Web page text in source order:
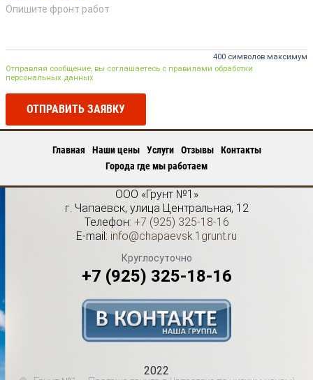
400 символов максимум
Отправляя сообщение, вы соглашаетесь с правилами обработки
персональных данных
ОТПРАВИТЬ ЗАЯВКУ
Главная Наши цены Услуги Отзывы
Контакты
Города где мы работаем
ООО «Грунт №1»
г. Чапаевск, улица Центральная, 12
Телефон: +7 (925) 325-18-16
E-mail: info@chapaevsk.1grunt.ru
Круглосуточно
+7 (925) 325-18-16
2022